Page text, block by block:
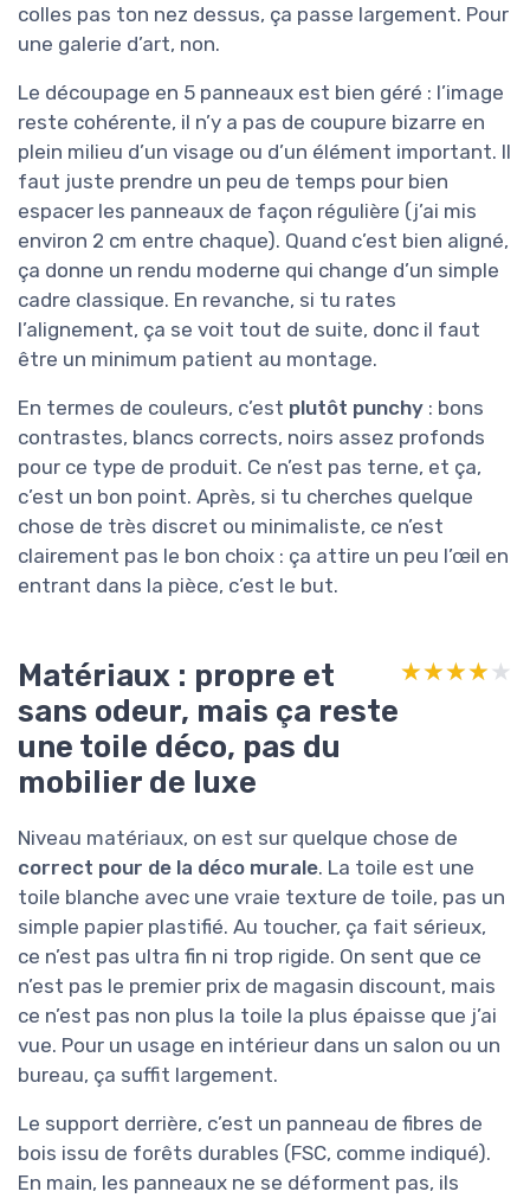
colles pas ton nez dessus, ça passe largement. Pour
une galerie d’art, non.
Le découpage en 5 panneaux est bien géré : l’image
reste cohérente, il n’y a pas de coupure bizarre en
plein milieu d’un visage ou d’un élément important. Il
faut juste prendre un peu de temps pour bien
espacer les panneaux de façon régulière (j’ai mis
environ 2 cm entre chaque). Quand c’est bien aligné,
ça donne un rendu moderne qui change d’un simple
cadre classique. En revanche, si tu rates
l’alignement, ça se voit tout de suite, donc il faut
être un minimum patient au montage.
En termes de couleurs, c’est plutôt punchy : bons
contrastes, blancs corrects, noirs assez profonds
pour ce type de produit. Ce n’est pas terne, et ça,
c’est un bon point. Après, si tu cherches quelque
chose de très discret ou minimaliste, ce n’est
clairement pas le bon choix : ça attire un peu l’œil en
entrant dans la pièce, c’est le but.
Matériaux : propre et
sans odeur, mais ça reste
une toile déco, pas du
mobilier de luxe
★★★★★
★★★★★
Niveau matériaux, on est sur quelque chose de
correct pour de la déco murale. La toile est une
toile blanche avec une vraie texture de toile, pas un
simple papier plastifié. Au toucher, ça fait sérieux,
ce n’est pas ultra fin ni trop rigide. On sent que ce
n’est pas le premier prix de magasin discount, mais
ce n’est pas non plus la toile la plus épaisse que j’ai
vue. Pour un usage en intérieur dans un salon ou un
bureau, ça suffit largement.
Le support derrière, c’est un panneau de fibres de
bois issu de forêts durables (FSC, comme indiqué).
En main, les panneaux ne se déforment pas, ils